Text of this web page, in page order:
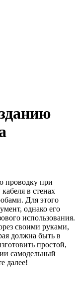
проводку при
в стенах
Для этого
однако его
использования.
своими руками,
должна быть в
простой,
самодельный
далее!